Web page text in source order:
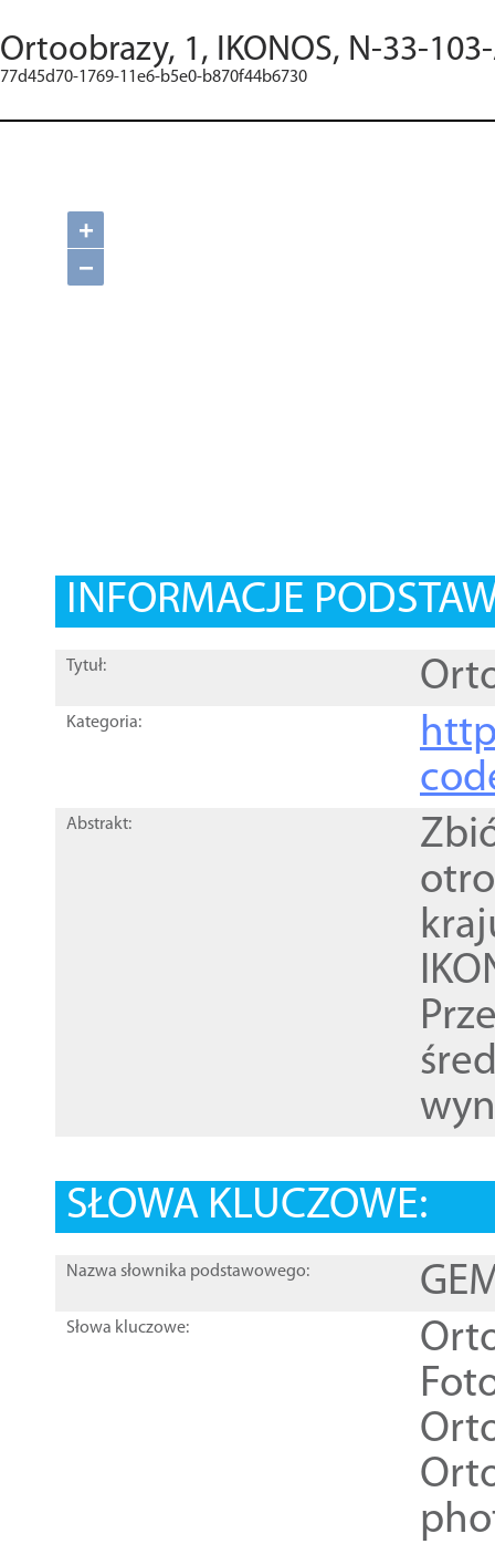
Ortoobrazy, 1, IKONOS, N-33-
77d45d70-1769-11e6-b5e0-b870f44b6730
+
−
INFORMACJE
Tytuł:
Kategoria:
Abstrakt:
SŁOWA KLUCZOWE:
Nazwa słownika podstawowego:
Słowa kluczowe: